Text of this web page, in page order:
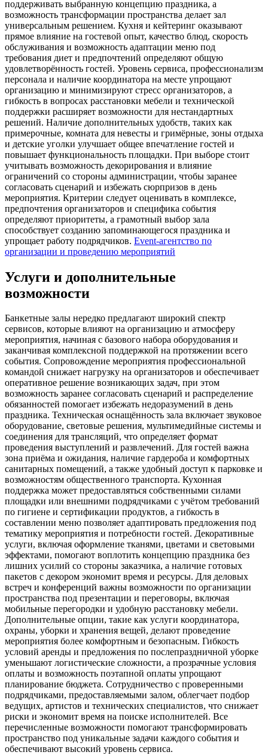
поддерживать выбранную концепцию праздника, а
возможность трансформации пространства делает зал
универсальным решением. Кухня и кейтеринг оказывают
прямое влияние на гостевой опыт, качество блюд, скорость
обслуживания и возможность адаптации меню под
требования диет и предпочтений определяют общую
удовлетворённость гостей. Уровень сервиса, профессионализм
персонала и наличие координатора на месте упрощают
организацию и минимизируют стресс организаторов, а
гибкость в вопросах расстановки мебели и технической
поддержки расширяет возможности для нестандартных
решений. Наличие дополнительных удобств, таких как
примерочные, комната для невесты и гримёрные, зоны отдыха
и детские уголки улучшает общее впечатление гостей и
повышает функциональность площадки. При выборе стоит
учитывать возможность декорирования и влияние
ограничений со стороны администрации, чтобы заранее
согласовать сценарий и избежать сюрпризов в день
мероприятия. Критерии следует оценивать в комплексе,
предпочтения организаторов и специфика события
определяют приоритеты, а грамотный выбор зала
способствует созданию запоминающегося праздника и
упрощает работу подрядчиков. Event-агентство по
организации и проведению мероприятий
Услуги и дополнительные
возможности
Банкетные залы нередко предлагают широкий спектр
сервисов, которые влияют на организацию и атмосферу
мероприятия, начиная с базового набора оборудования и
заканчивая комплексной поддержкой на протяжении всего
события. Сопровождение мероприятия профессиональной
командой снижает нагрузку на организаторов и обеспечивает
оперативное решение возникающих задач, при этом
возможность заранее согласовать сценарий и распределение
обязанностей помогает избежать недоразумений в день
праздника. Техническая оснащённость зала включает звуковое
оборудование, световые решения, мультимедийные системы и
соединения для трансляций, что определяет формат
проведения выступлений и развлечений. Для гостей важна
зона приёма и ожидания, наличие гардероба и комфортных
санитарных помещений, а также удобный доступ к парковке и
возможностям общественного транспорта. Кухонная
поддержка может предоставляться собственными силами
площадки или внешними подрядчиками с учётом требований
по гигиене и сертификации продуктов, а гибкость в
составлении меню позволяет адаптировать предложения под
тематику мероприятия и потребности гостей. Декоративные
услуги, включая оформление тканями, цветами и световыми
эффектами, помогают воплотить концепцию праздника без
лишних усилий со стороны заказчика, а наличие готовых
пакетов с декором экономит время и ресурсы. Для деловых
встреч и конференций важны возможности по организации
пространства под презентации и переговоры, включая
мобильные перегородки и удобную расстановку мебели.
Дополнительные опции, такие как услуги координатора,
охраны, уборки и хранения вещей, делают проведение
мероприятия более комфортным и безопасным. Гибкость
условий аренды и предложения по послепраздничной уборке
уменьшают логистические сложности, а прозрачные условия
оплаты и возможность поэтапной оплаты упрощают
планирование бюджета. Сотрудничество с проверенными
подрядчиками, предоставляемыми залом, облегчает подбор
ведущих, артистов и технических специалистов, что снижает
риски и экономит время на поиске исполнителей. Все
перечисленные возможности помогают трансформировать
пространство под уникальные задачи каждого события и
обеспечивают высокий уровень сервиса.